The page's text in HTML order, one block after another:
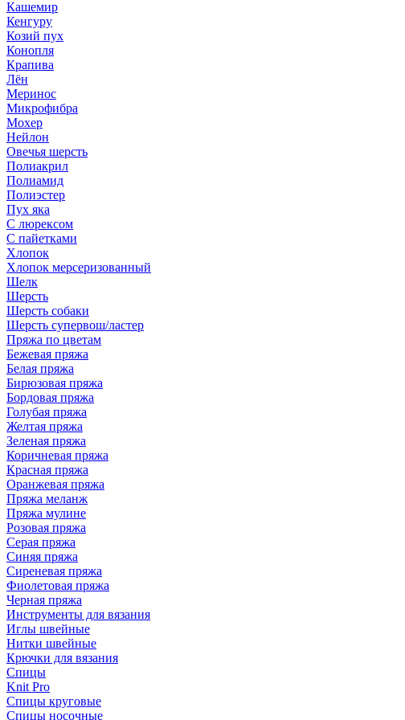
Кашемир
Кенгуру
Козий пух
Конопля
Крапива
Лён
Меринос
Микрофибра
Мохер
Нейлон
Овечья шерсть
Полиакрил
Полиамид
Полиэстер
Пух яка
С люрексом
С пайетками
Хлопок
Хлопок мерсеризованный
Шелк
Шерсть
Шерсть собаки
Шерсть супервош/ластер
Пряжа по цветам
Бежевая пряжа
Белая пряжа
Бирюзовая пряжа
Бордовая пряжа
Голубая пряжа
Желтая пряжа
Зеленая пряжа
Коричневая пряжа
Красная пряжа
Оранжевая пряжа
Пряжа меланж
Пряжа мулине
Розовая пряжа
Серая пряжа
Синяя пряжа
Сиреневая пряжа
Фиолетовая пряжа
Черная пряжа
Инструменты для вязания
Иглы швейные
Нитки швейные
Крючки для вязания
Спицы
Knit Pro
Спицы круговые
Спицы носочные